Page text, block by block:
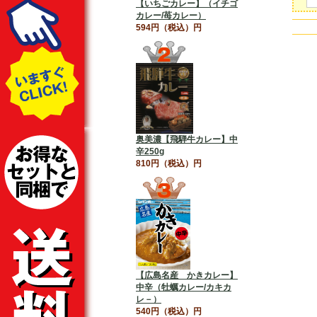
【いちごカレー】（イチゴ
カレー/苺カレー）
594円（税込）円
奥美濃【飛騨牛カレー】中
辛250g
810円（税込）円
【広島名産 かきカレー】
中辛（牡蠣カレー/カキカ
レ－）
540円（税込）円